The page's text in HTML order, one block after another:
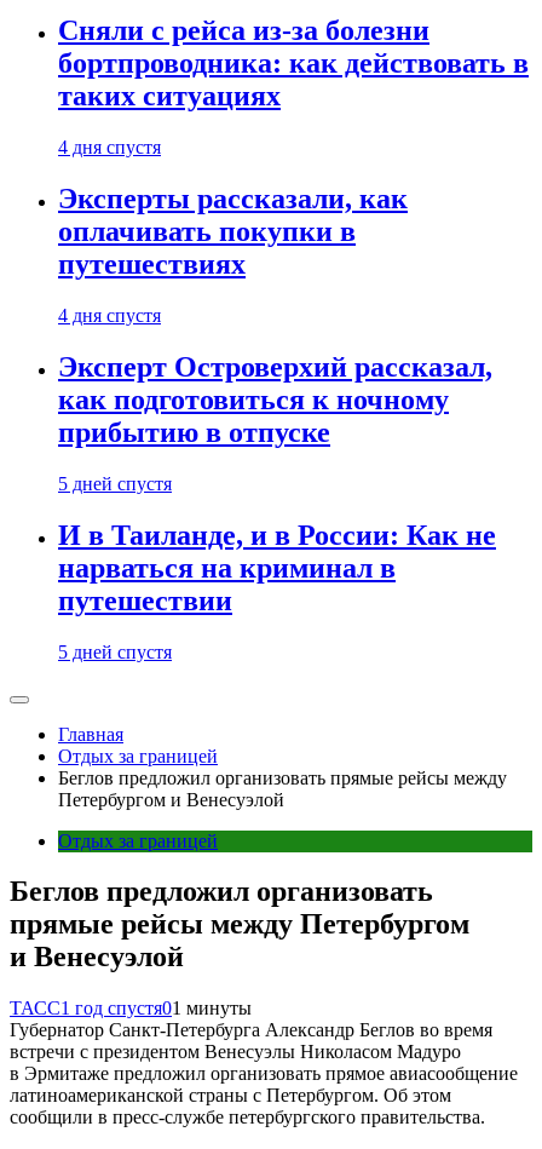
Сняли с рейса из-за болезни
бортпроводника: как действовать в
таких ситуациях
4 дня спустя
Эксперты рассказали, как
оплачивать покупки в
путешествиях
4 дня спустя
Эксперт Островерхий рассказал,
как подготовиться к ночному
прибытию в отпуске
5 дней спустя
И в Таиланде, и в России: Как не
нарваться на криминал в
путешествии
5 дней спустя
Главная
Отдых за границей
Беглов предложил организовать прямые рейсы между
Петербургом и Венесуэлой
Отдых за границей
Беглов предложил организовать
прямые рейсы между Петербургом
и Венесуэлой
ТАСС1 год спустя01 минуты
Губернатор Санкт-Петербурга Александр Беглов во время
встречи с президентом Венесуэлы Николасом Мадуро
в Эрмитаже предложил организовать прямое авиасообщение
латиноамериканской страны с Петербургом. Об этом
сообщили в пресс-службе петербургского правительства.